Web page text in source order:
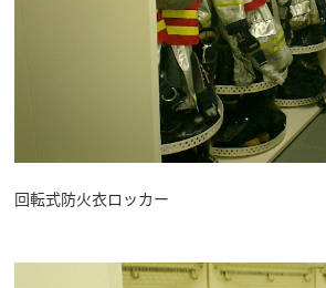
回転式防火衣ロッカー